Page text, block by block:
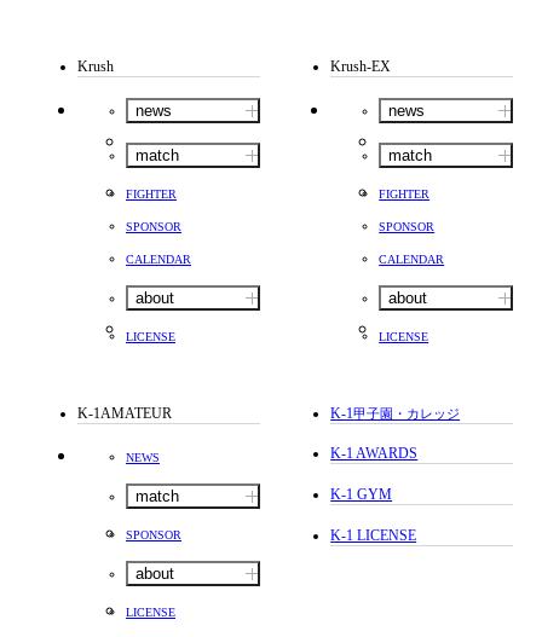
Krush
news
match
FIGHTER
SPONSOR
CALENDAR
about
LICENSE
Krush-EX
news
match
FIGHTER
SPONSOR
CALENDAR
about
LICENSE
K-1AMATEUR
NEWS
match
SPONSOR
about
LICENSE
K-1甲子園・カレッジ
K-1 AWARDS
K-1 GYM
K-1 LICENSE